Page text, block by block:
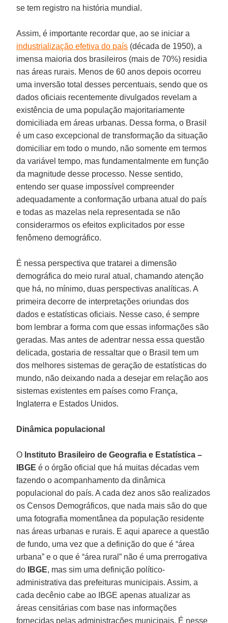
se tem registro na história mundial.
Assim, é importante recordar que, ao se iniciar a
industrialização efetiva do país (década de 1950), a
imensa maioria dos brasileiros (mais de 70%) residia
nas áreas rurais. Menos de 60 anos depois ocorreu
uma inversão total desses percentuais, sendo que os
dados oficiais recentemente divulgados revelam a
existência de uma população majoritariamente
domiciliada em áreas urbanas. Dessa forma, o Brasil
é um caso excepcional de transformação da situação
domiciliar em todo o mundo, não somente em termos
da variável tempo, mas fundamentalmente em função
da magnitude desse processo. Nesse sentido,
entendo ser quase impossível compreender
adequadamente a conformação urbana atual do país
e todas as mazelas nela representada se não
considerarmos os efeitos explicitados por esse
fenômeno demográfico.
É nessa perspectiva que tratarei a dimensão
demográfica do meio rural atual, chamando atenção
que há, no mínimo, duas perspectivas analíticas. A
primeira decorre de interpretações oriundas dos
dados e estatísticas oficiais. Nesse caso, é sempre
bom lembrar a forma com que essas informações são
geradas. Mas antes de adentrar nessa essa questão
delicada, gostaria de ressaltar que o Brasil tem um
dos melhores sistemas de geração de estatísticas do
mundo, não deixando nada a desejar em relação aos
sistemas existentes em países como França,
Inglaterra e Estados Unidos.
Dinâmica populacional
O Instituto Brasileiro de Geografia e Estatística –
IBGE é o órgão oficial que há muitas décadas vem
fazendo o acompanhamento da dinâmica
populacional do país. A cada dez anos são realizados
os Censos Demográficos, que nada mais são do que
uma fotografia momentânea da população residente
nas áreas urbanas e rurais. E aqui aparece a questão
de fundo, uma vez que a definição do que é “área
urbana” e o que é “área rural” não é uma prerrogativa
do
IBGE, mas sim uma definição político-
administrativa das prefeituras municipais. Assim, a
cada decênio cabe ao IBGE apenas atualizar as
áreas censitárias com base nas informações
fornecidas pelas administrações municipais. É nesse